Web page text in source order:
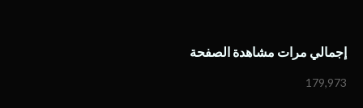
إجمالي مرات مشاهدة الصفحة
179,973